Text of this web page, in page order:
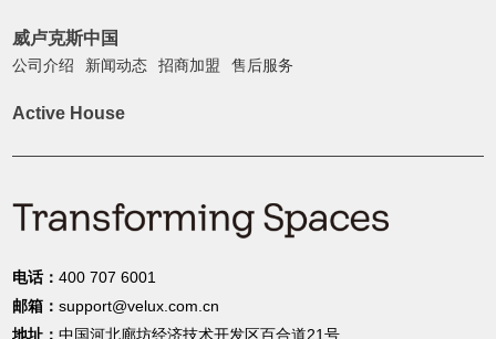
威卢克斯中国
公司介绍 新闻动态 招商加盟 售后服务
Active House
电话：400 707 6001
邮箱：support@velux.com.cn
地址：中国河北廊坊经济技术开发区百合道21号